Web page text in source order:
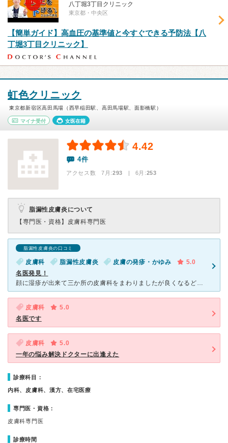
八丁堀3丁目クリニック
東京都・中央区
【簡単ガイド】高血圧の基準値と今すぐできる予防法【八
丁堀3丁目クリニック】
虹色クリニック
東京都新宿区高田馬場（西早稲田駅、高田馬場駅、面影橋駅）
マイナ受付 女医在籍
4.42
4件
アクセス数 7月:293 | 6月:253
脂漏性皮膚炎について
【専門医・資格】 皮膚科専門医
脂漏性皮膚炎の口コミ
皮膚科 脂漏性皮膚炎 皮膚の発疹・かゆみ
5.0
名医発見！
顔に湿疹が出来て三か所の皮膚科をまわりましたが良くなるどころかどんどん悪化していき不安になっていました。そこで知人が紹介してくれた虹色クリニックを最後の頼みとして電車を乗り継いでいきました。今までのク
皮膚科
5.0
名医です
皮膚科
5.0
一年の悩み解決ドクターに出逢えた
診療科目：
内科、皮膚科、漢方、在宅医療
専門医・資格：
皮膚科専門医
診療時間